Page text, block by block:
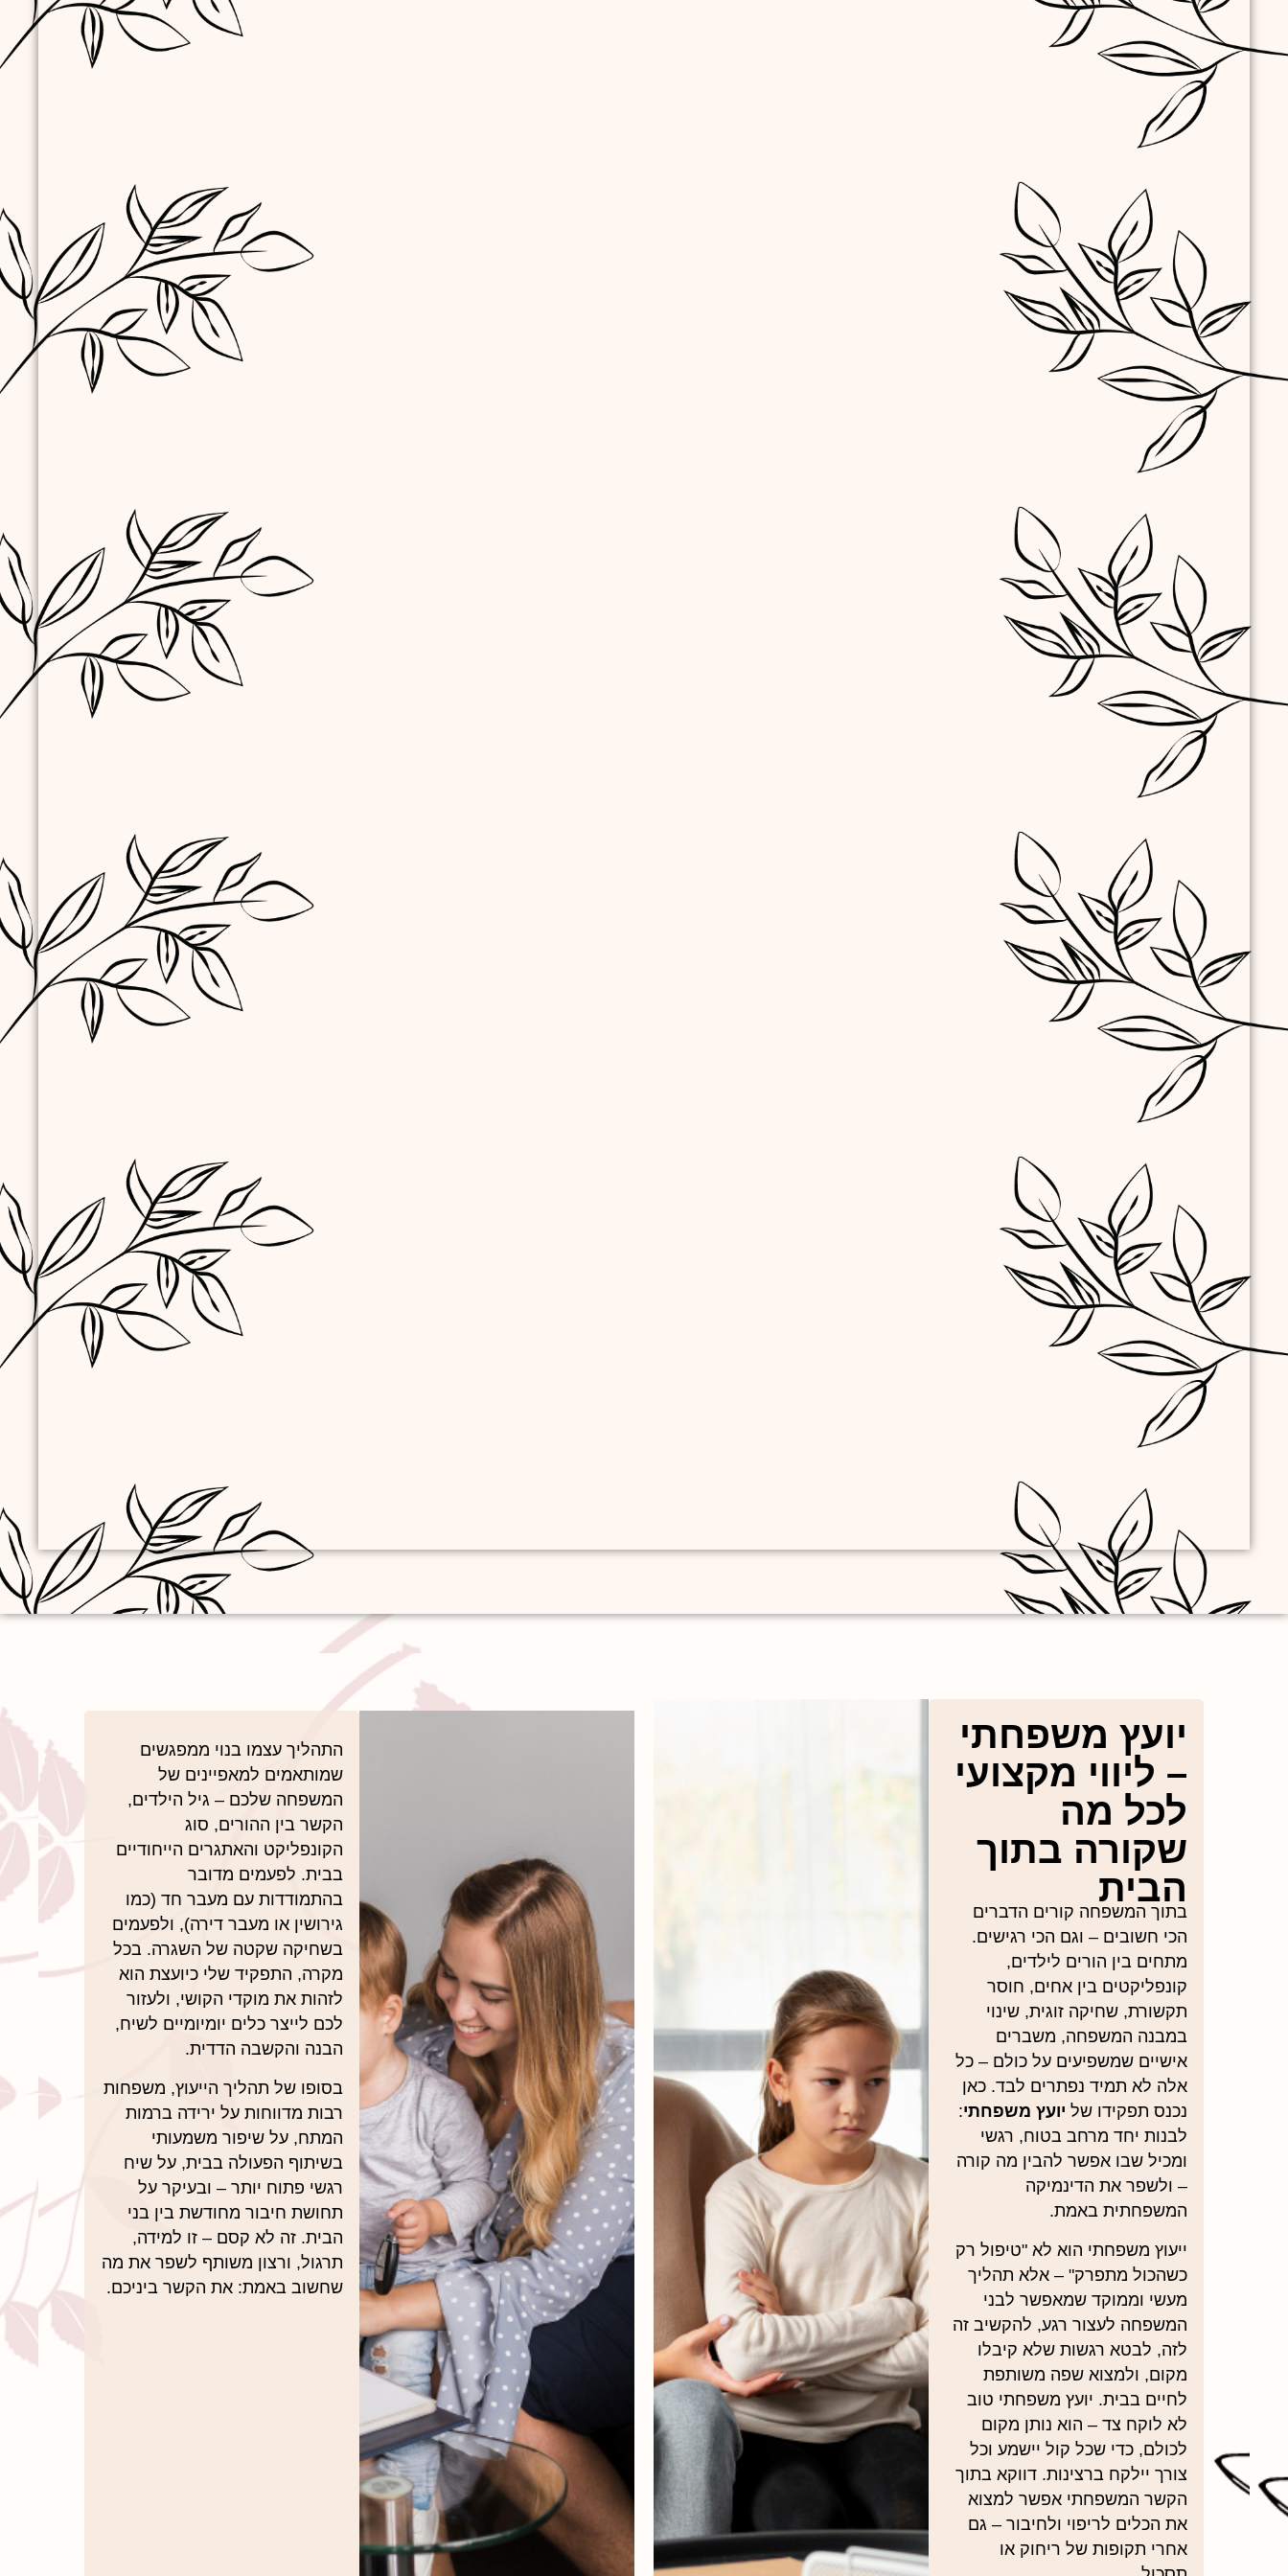
יועץ משפחתי
– ליווי מקצועי
לכל מה
שקורה בתוך
הבית
בתוך המשפחה קורים הדברים
הכי חשובים – וגם הכי רגישים.
מתחים בין הורים לילדים,
קונפליקטים בין אחים, חוסר
תקשורת, שחיקה זוגית, שינוי
במבנה המשפחה, משברים
אישיים שמשפיעים על כולם – כל
אלה לא תמיד נפתרים לבד. כאן
נכנס תפקידו של יועץ משפחתי:
לבנות יחד מרחב בטוח, רגשי
ומכיל שבו אפשר להבין מה קורה
– ולשפר את הדינמיקה
המשפחתית באמת.
ייעוץ משפחתי הוא לא "טיפול רק
כשהכול מתפרק" – אלא תהליך
מעשי וממוקד שמאפשר לבני
המשפחה לעצור רגע, להקשיב זה
לזה, לבטא רגשות שלא קיבלו
מקום, ולמצוא שפה משותפת
לחיים בבית. יועץ משפחתי טוב
לא לוקח צד – הוא נותן מקום
לכולם, כדי שכל קול יישמע וכל
צורך יילקח ברצינות. דווקא בתוך
הקשר המשפחתי אפשר למצוא
את הכלים לריפוי ולחיבור – גם
אחרי תקופות של ריחוק או
התהליך עצמו בנוי ממפגשים
שמותאמים למאפיינים של
המשפחה שלכם – גיל הילדים,
הקשר בין ההורים, סוג
הקונפליקט והאתגרים הייחודיים
בבית. לפעמים מדובר
בהתמודדות עם מעבר חד (כמו
גירושין או מעבר דירה), ולפעמים
בשחיקה שקטה של השגרה. בכל
מקרה, התפקיד שלי כיועצת הוא
לזהות את מוקדי הקושי, ולעזור
לכם לייצר כלים יומיומיים לשיח,
הבנה והקשבה הדדית.
בסופו של תהליך הייעוץ, משפחות
רבות מדווחות על ירידה ברמות
המתח, על שיפור משמעותי
בשיתוף הפעולה בבית, על שיח
רגשי פתוח יותר – ובעיקר על
תחושת חיבור מחודשת בין בני
הבית. זה לא קסם – זו למידה,
תרגול, ורצון משותף לשפר את מה
שחשוב באמת: את הקשר ביניכם.